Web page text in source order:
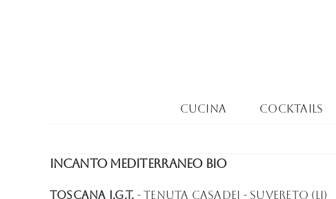
Cucina Cocktails
Incanto Mediterraneo BIO
Toscana I.G.T. - Tenuta Casadei - Suvereto (LI)